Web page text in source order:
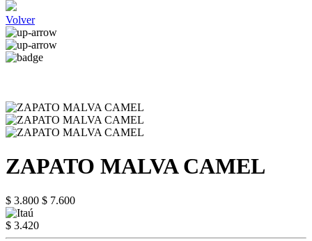
Volver
ZAPATO MALVA CAMEL
$ 3.800 $ 7.600
$ 3.420